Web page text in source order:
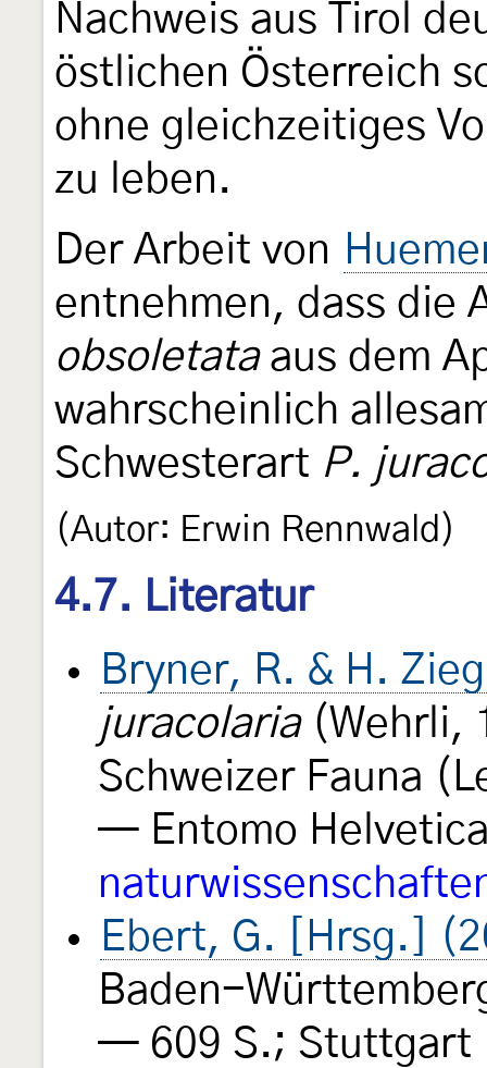
Nachweis aus Tirol
östlichen Österreich
ohne gleichzeitiges
zu leben.
Der Arbeit von
entnehmen, dass die
obsoletataaus dem
wahrscheinlich
Schwesterart P.
(Autor: Erwin Rennwald)
4.7. Literatur
Bryner, R. & H.
juracolaria(Wehrli,
Schweizer Fauna
— Entomo
Ebert, G. [Hrsg.]
Baden-
— 609 S.;